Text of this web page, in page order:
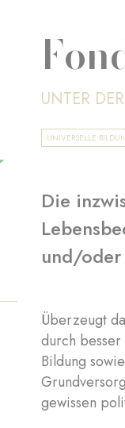
UNTER
UNIVERSELLE
Die
und/
Überzeugt
durch
Bildung
gewissen